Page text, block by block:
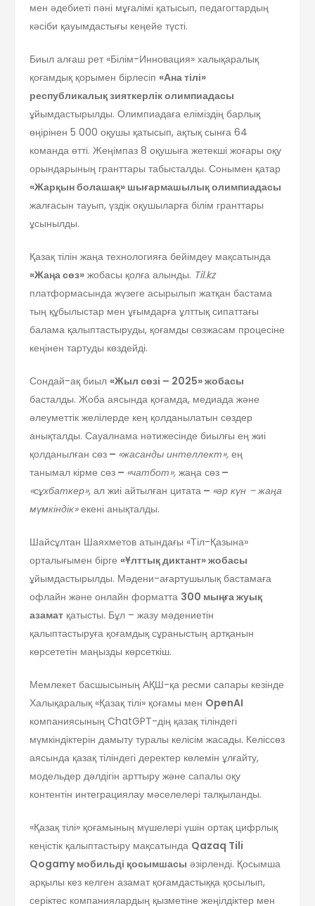
мен әдебиеті пәні мұғалімі қатысып, педагогтардың
кәсіби қауымдастығы кеңейе түсті.
Биыл алғаш рет «Білім-Инновация» халықаралық
қоғамдық қорымен бірлесіп«Ана тілі»
республикалық зияткерлік олимпиадасы
ұйымдастырылды. Олимпиадаға еліміздің барлық
өңірінен 5 000 оқушы қатысып, ақтық сынға 64
команда өтті. Жеңімпаз 8 оқушыға жетекші жоғары оқу
орындарының гранттары табысталды. Сонымен қатар
«Жарқын болашақ» шығармашылық олимпиадасы
жалғасын тауып, үздік оқушыларға білім гранттары
ұсынылды.
Қазақ тілін жаңа технологияға бейімдеу мақсатында
«Жаңа сөз» жобасы қолға алынды. Til.kz
платформасында жүзеге асырылып жатқан бастама
тың құбылыстар мен ұғымдарға ұлттық сипаттағы
балама қалыптастыруды, қоғамды сөзжасам процесіне
кеңінен тартуды көздейді.
Сондай-ақ биыл«Жыл сөзі – 2025» жобасы
басталды. Жоба аясында қоғамда, медиада және
әлеуметтік желілерде кең қолданылатын сөздер
анықталды. Сауалнама нәтижесінде биылғы ең жиі
қолданылған сөз – «жасанды интеллект», ең
танымал кірме сөз – «чатбот», жаңа сөз –
«сұхбаткер», ал жиі айтылған цитата – «әр күн – жаңа
мүмкіндік»екені анықталды.
Шайсұлтан Шаяхметов атындағы «Тіл-Қазына»
орталығымен бірге«Ұлттық диктант» жобасы
ұйымдастырылды. Мәдени-ағартушылық бастамаға
офлайн және онлайн форматта 300 мыңға жуық
азамат қатысты. Бұл – жазу мәдениетін
қалыптастыруға қоғамдық сұраныстың артқанын
көрсететін маңызды көрсеткіш.
Мемлекет басшысының АҚШ-қа ресми сапары кезінде
Халықаралық «Қазақ тілі» қоғамы мен OpenAI
компаниясының ChatGPT-дің қазақ тіліндегі
мүмкіндіктерін дамыту туралы келісім жасады. Келіссөз
аясында қазақ тіліндегі деректер көлемін ұлғайту,
модельдер дәлдігін арттыру және сапалы оқу
контентін интеграциялау мәселелері талқыланды.
«Қазақ тілі» қоғамының мүшелері үшін ортақ цифрлық
кеңістік қалыптастыру мақсатында Qazaq Tili
Qogamy мобильді қосымшасы әзірленді. Қосымша
арқылы кез келген азамат қоғамдастыққа қосылып,
серіктес компаниялардың қызметіне жеңілдіктер мен